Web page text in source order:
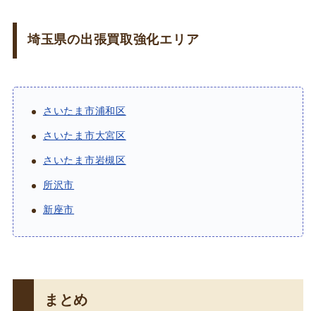
埼玉県の出張買取強化エリア
さいたま市浦和区
さいたま市大宮区
さいたま市岩槻区
所沢市
新座市
まとめ